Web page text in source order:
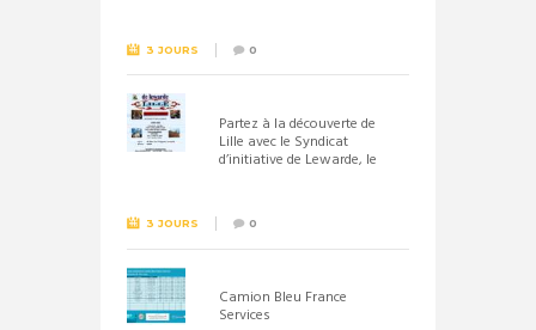
3 JOURS 0
Partez à la découverte de
Lille avec le Syndicat
d’initiative de Lewarde, le
3 JOURS 0
Camion Bleu France
Services